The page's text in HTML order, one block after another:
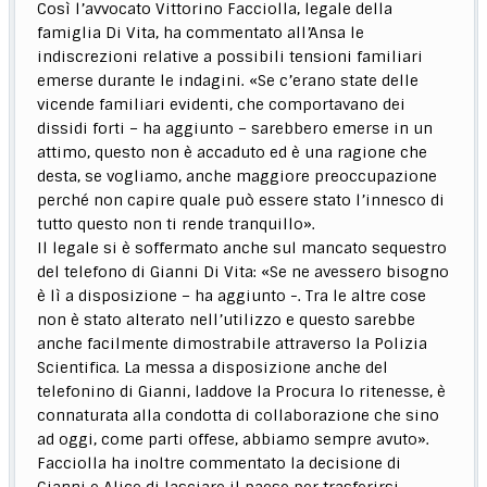
Così l’avvocato Vittorino Facciolla, legale della
famiglia Di Vita, ha commentato all’Ansa le
indiscrezioni relative a possibili tensioni familiari
emerse durante le indagini. «Se c’erano state delle
vicende familiari evidenti, che comportavano dei
dissidi forti – ha aggiunto – sarebbero emerse in un
attimo, questo non è accaduto ed è una ragione che
desta, se vogliamo, anche maggiore preoccupazione
perché non capire quale può essere stato l’innesco di
tutto questo non ti rende tranquillo».
Il legale si è soffermato anche sul mancato sequestro
del telefono di Gianni Di Vita: «Se ne avessero bisogno
è lì a disposizione – ha aggiunto -. Tra le altre cose
non è stato alterato nell’utilizzo e questo sarebbe
anche facilmente dimostrabile attraverso la Polizia
Scientifica. La messa a disposizione anche del
telefonino di Gianni, laddove la Procura lo ritenesse, è
connaturata alla condotta di collaborazione che sino
ad oggi, come parti offese, abbiamo sempre avuto».
Facciolla ha inoltre commentato la decisione di